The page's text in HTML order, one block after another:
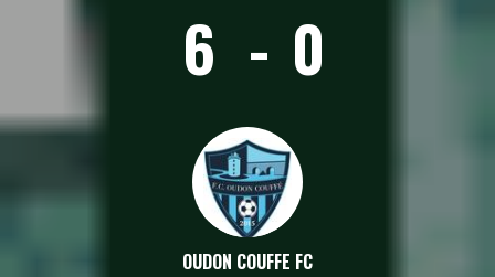
6 - 0
OUDON COUFFE FC